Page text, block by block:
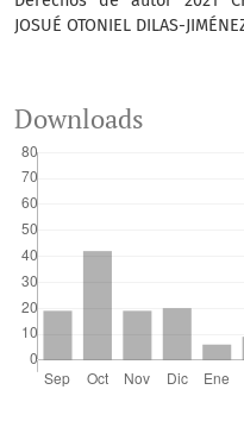
JOSUÉ OTONIEL DILAS-
Downloads